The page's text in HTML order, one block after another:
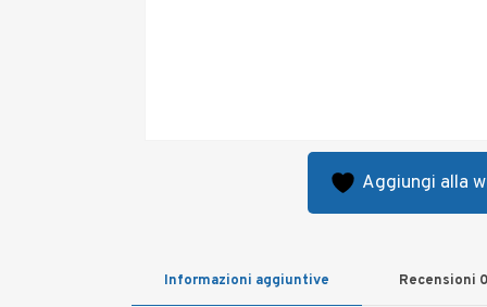
Aggiungi alla
Informazioni aggiuntive Recensioni 0